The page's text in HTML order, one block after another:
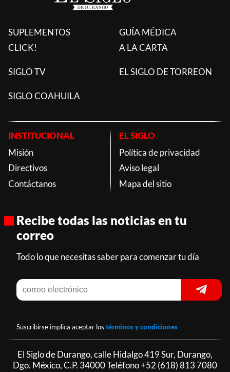
SUPLEMENTOS
CLICK!
GUÍA MÉDICA
A LA CARTA
SIGLO TV EL SIGLO DE TORREON
SIGLO COAHUILA
INSTITUCIONAL
Misión
Directivos
Contáctanos
EL SIGLO
Política de privacidad
Aviso legal
Mapa del sitio
Recibe todas las noticias en tu
correo
Todo lo que necesitas saber para comenzar tu día
Suscribirse implica aceptar los términos y condiciones
El Siglo de Durango, calle Hidalgo 419 Sur, Durango,
Dgo. México, C.P. 34000 Teléfono+52 (618) 813 7080